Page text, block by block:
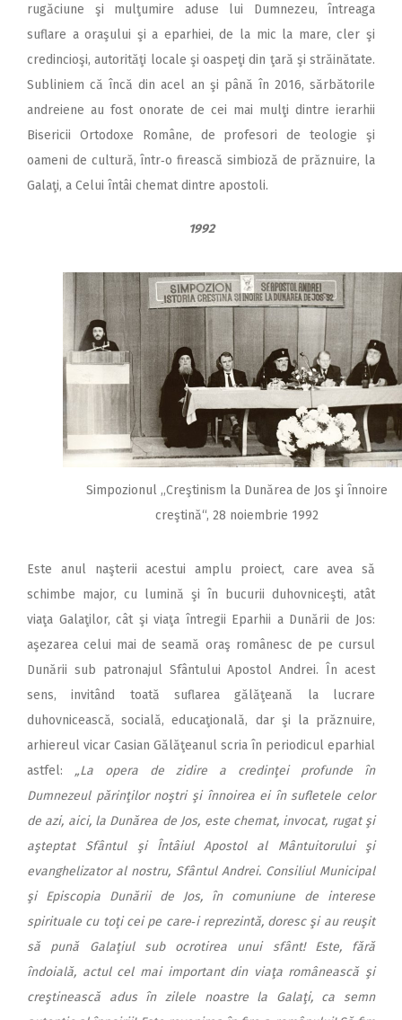
rugăciune şi mulţumire aduse lui Dumnezeu, întreaga
suflare a oraşului şi a eparhiei, de la mic la mare, cler şi
credincioşi, autorităţi locale şi oaspeţi din ţară şi străinătate.
Subliniem că încă din acel an şi până în 2016, sărbătorile
andreiene au fost onorate de cei mai mulţi dintre ierarhii
Bisericii Ortodoxe Române, de profesori de teologie şi
oameni de cultură, într‑o firească simbioză de prăznuire, la
Galaţi, a Celui întâi chemat dintre apostoli.
1992
Simpozionul ,,Creştinism la Dunărea de Jos şi înnoire
creştină“, 28 noiembrie 1992
Este anul naşterii acestui amplu proiect, care avea să
schimbe major, cu lumină şi în bucurii duhovniceşti, atât
viaţa Galaţilor, cât şi viaţa întregii Eparhii a Dunării de Jos:
aşezarea celui mai de seamă oraş românesc de pe cursul
Dunării sub patronajul Sfântului Apostol Andrei. În acest
sens, invitând toată suflarea gălăţeană la lucrare
duhovnicească, socială, educaţională, dar şi la prăznuire,
arhiereul vicar Casian Gălăţeanul scria în periodicul eparhial
astfel: „La opera de zidire a credinţei profunde în
Dumnezeul părinţilor noştri şi înnoirea ei în sufletele celor
de azi, aici, la Dunărea de Jos, este chemat, invocat, rugat şi
aşteptat Sfântul şi Întâiul Apostol al Mântuitorului şi
evanghelizator al nostru, Sfântul Andrei. Consiliul Municipal
şi Episcopia Dunării de Jos, în comuniune de interese
spirituale cu toţi cei pe care‑i reprezintă, doresc şi au reuşit
să pună Galaţiul sub ocrotirea unui sfânt! Este, fără
îndoială, actul cel mai important din viaţa românească şi
creştinească adus în zilele noastre la Galaţi, ca semn